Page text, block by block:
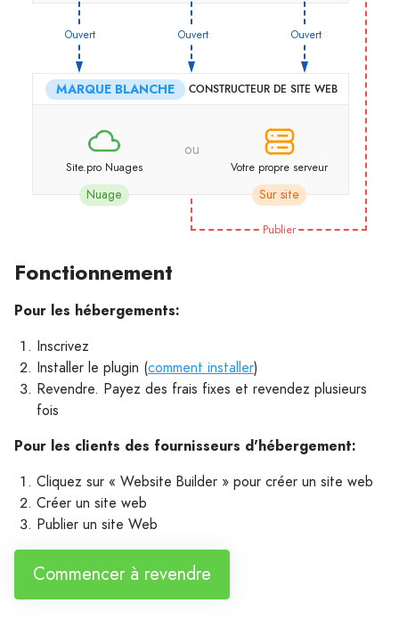
Publier
Ouvert Ouvert Ouvert
MARQUE BLANCHE CONSTRUCTEUR DE SITE WEB
Site.pro Nuages
Nuage
ou
Votre propre serveur
Sur site
Fonctionnement
Pour les hébergements:
Inscrivez
Installer le plugin (comment installer)
Revendre. Payez des frais fixes et revendez plusieurs
fois
Pour les clients des fournisseurs d'hébergement:
Cliquez sur « Website Builder » pour créer un site web
Créer un site web
Publier un site Web
Commencer à revendre